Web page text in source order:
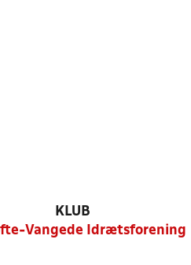
KLUB
Vangede Idrætsforening